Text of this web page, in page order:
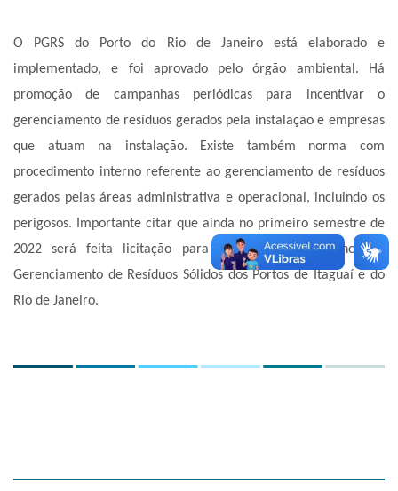
O PGRS do Porto do Rio de Janeiro está elaborado e
implementado, e foi aprovado pelo órgão ambiental. Há
promoção de campanhas periódicas para incentivar o
gerenciamento de resíduos gerados pela instalação e empresas
que atuam na instalação. Existe também norma com
procedimento interno referente ao gerenciamento de resíduos
gerados pelas áreas administrativa e operacional, incluindo os
perigosos. Importante citar que ainda no primeiro semestre de
2022 será feita licitação para atualização dos Planos de
Gerenciamento de Resíduos Sólidos dos Portos de Itaguaí e do
Rio de Janeiro.